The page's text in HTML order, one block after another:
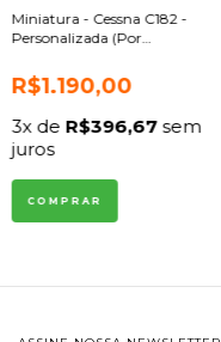
Miniatura - Cessna C182 -
Personalizada (Por
R$1.190,00
3x de R$396,67sem
juros